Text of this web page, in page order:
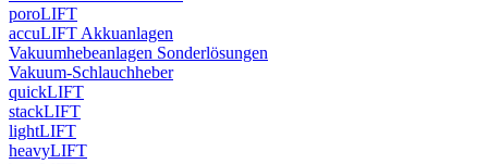
poroLIFT
accuLIFT Akkuanlagen
Vakuumhebeanlagen Sonderlösungen
Vakuum-Schlauchheber
quickLIFT
stackLIFT
lightLIFT
heavyLIFT